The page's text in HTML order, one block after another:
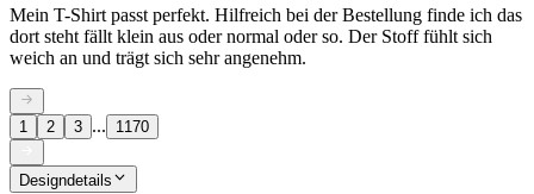
Mein T-Shirt passt perfekt. Hilfreich bei der Bestellung finde ich das
dort steht fällt klein aus oder normal oder so. Der Stoff fühlt sich
weich an und trägt sich sehr angenehm.
1 2 3 ... 1170
Designdetails